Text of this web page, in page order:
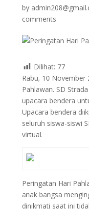
by
comments
Dilihat: 77
Rabu, 10 November
Pahlawan. SD
upacara bendera
Upacara bendera
seluruh siswa-siswi
virtual.
Peringatan Hari
anak bangsa
dinikmati saat ini